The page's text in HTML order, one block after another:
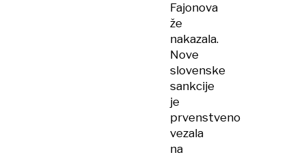
Fajonova
že
nakazala.
Nove
slovenske
sankcije
je
prvenstveno
vezala
na